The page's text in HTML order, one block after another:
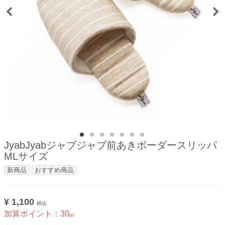
JyabJyabジャブジャブ前あきボーダースリッパ
MLサイズ
新商品 おすすめ商品
¥ 1,100 税込
加算ポイント： 30pt